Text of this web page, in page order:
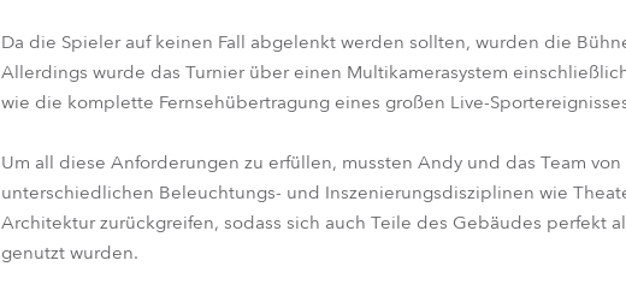
Da die Spieler auf keinen Fall abgelenkt werden sollten, wurden die
Allerdings wurde das Turnier über einen Multikamerasystem
wie die komplette Fernsehübertragung eines großen Live-
Um all diese Anforderungen zu erfüllen, mussten Andy und das Team
unterschiedlichen Beleuchtungs- und Inszenierungsdisziplinen wie
Architektur zurückgreifen, sodass sich auch Teile des Gebäudes perfekt
genutzt wurden.